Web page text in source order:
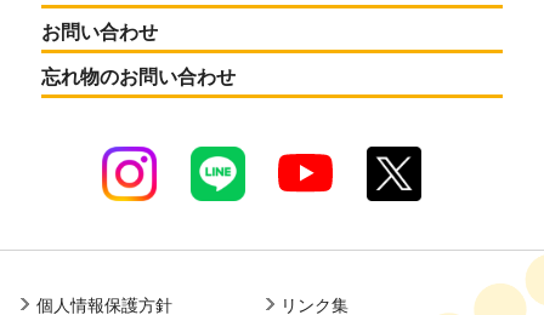
お問い合わせ
忘れ物のお問い合わせ
個人情報保護方針 リンク集